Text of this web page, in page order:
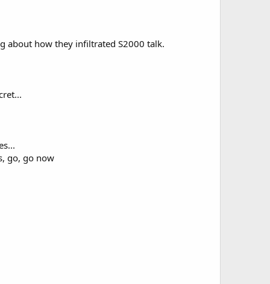
about how they infiltrated S2000 talk.
go, go now